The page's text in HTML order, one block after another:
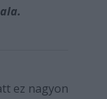
ez nagyon